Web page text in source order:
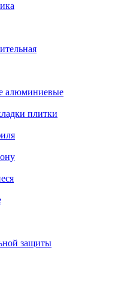
алюминиевые
плитки
защиты